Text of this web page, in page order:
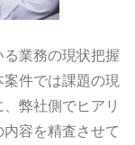
業務の現状把握
件では課題の現
弊社側でヒアリ
容を精査させて